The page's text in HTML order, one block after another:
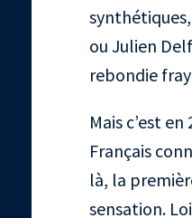
ou Julien
rebondie
Mais c’est
Français
là, la
sensation.